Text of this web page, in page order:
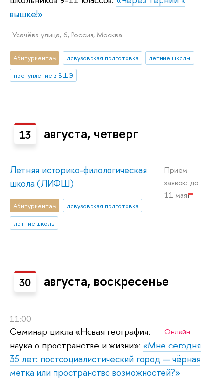
вышке!»
Усачёва улица, 6, Россия, Москва
Абитуриентам довузовская подготовка
летние школы
поступление в ВШЭ
13 августа, четверг
Прием
заявок: до
11 мая
Летняя историко-филологическая
школа (ЛИФШ)
Абитуриентам
довузовская подготовка
летние школы
30 августа, воскресенье
11:00
Онлайн
Семинар цикла «Новая география:
наука о пространстве и жизни»: «Мне сегодня
35 лет: постсоциалистический город — чёрная
метка или пространство возможностей?»